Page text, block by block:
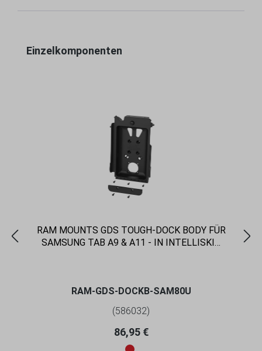
Produktgalerie überspringen
Einzelkomponenten
RAM MOUNTS GDS TOUGH-DOCK BODY FÜR
SAMSUNG TAB A9 & A11 - IN INTELLISKIN
RAM-GDS-DOCKB-SAM80U
(586032)
Regulärer Preis:
86,95 €